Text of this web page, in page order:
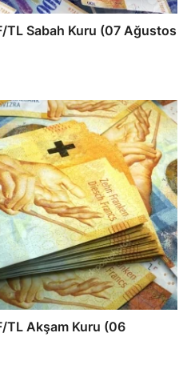
TL Sabah Kuru (07 Ağustos
TL Akşam Kuru (06